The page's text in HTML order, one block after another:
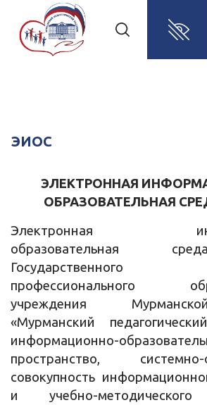
ЭИОС
ЭЛЕКТРОННАЯ
ОБРАЗОВАТЕЛЬНАЯ
Электронная
образовательная
Государственного
профессионального
учреждения
«Мурманский
информационно-
пространство, системно-
совокупность
и учебно-методического